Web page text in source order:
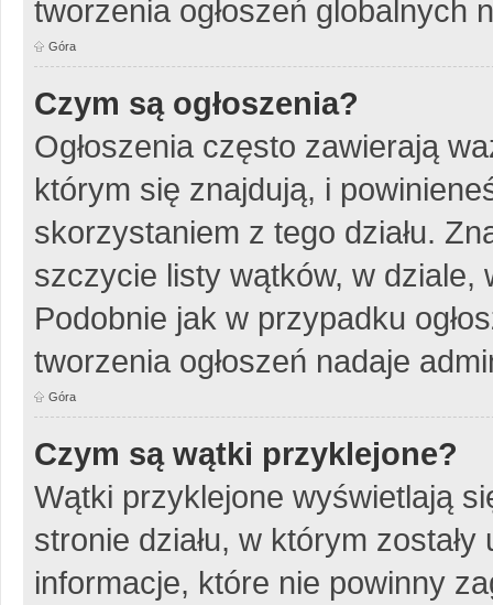
tworzenia ogłoszeń globalnych
Góra
Czym są ogłoszenia?
Ogłoszenia często zawierają
którym się znajdują, i
skorzystaniem z tego działu.
szczycie listy wątków, w dziale,
Podobnie jak w przypadku
tworzenia ogłoszeń nadaje
Góra
Czym są wątki przyklejone?
Wątki przyklejone wyświetlają
stronie działu, w którym
informacje, które nie powinny